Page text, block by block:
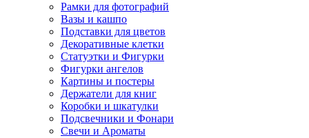
Рамки для фотографий
Вазы и кашпо
Подставки для цветов
Декоративные клетки
Статуэтки и Фигурки
Фигурки ангелов
Картины и постеры
Держатели для книг
Коробки и шкатулки
Подсвечники и Фонари
Свечи и Ароматы